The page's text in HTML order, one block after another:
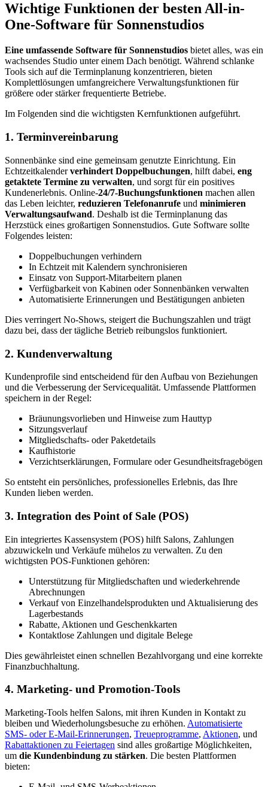
Wichtige Funktionen der besten All-in-
One-Software für Sonnenstudios
Eine umfassende Software für Sonnenstudios bietet alles, was ein
wachsendes Studio unter einem Dach benötigt. Während schlanke
Tools sich auf die Terminplanung konzentrieren, bieten
Komplettlösungen umfangreichere Verwaltungsfunktionen für
größere oder stärker frequentierte Betriebe.
Im Folgenden sind die wichtigsten Kernfunktionen aufgeführt.
1. Terminvereinbarung
Sonnenbänke sind eine gemeinsam genutzte Einrichtung. Ein
Echtzeitkalenderverhindert Doppelbuchungen, hilft dabei, eng
getaktete Termine zu verwalten, und sorgt für ein positives
Kundenerlebnis. Online-24/7‑Buchungsfunktionen machen allen
das Leben leichter, reduzieren Telefonanrufe und minimieren
Verwaltungsaufwand. Deshalb ist die Terminplanung das
Herzstück eines großartigen Sonnenstudios. Gute Software sollte
Folgendes leisten:
Doppelbuchungen verhindern
In Echtzeit mit Kalendern synchronisieren
Einsatz von Support-Mitarbeitern planen
Verfügbarkeit von Kabinen oder Sonnenbänken verwalten
Automatisierte Erinnerungen und Bestätigungen anbieten
Dies verringert No-Shows, steigert die Buchungszahlen und trägt
dazu bei, dass der tägliche Betrieb reibungslos funktioniert.
2. Kundenverwaltung
Kundenprofile sind entscheidend für den Aufbau von Beziehungen
und die Verbesserung der Servicequalität. Umfassende Plattformen
speichern in der Regel:
Bräunungsvorlieben und Hinweise zum Hauttyp
Sitzungsverlauf
Mitgliedschafts- oder Paketdetails
Kaufhistorie
Verzichtserklärungen, Formulare oder Gesundheitsfragebögen
So entsteht ein persönliches, professionelles Erlebnis, das Ihre
Kunden lieben werden.
3. Integration des Point of Sale (POS)
Ein integriertes Kassensystem (POS) hilft Salons, Zahlungen
abzuwickeln und Verkäufe mühelos zu verwalten. Zu den
wichtigsten POS-Funktionen gehören:
Unterstützung für Mitgliedschaften und wiederkehrende
Abrechnungen
Verkauf von Einzelhandelsprodukten und Aktualisierung des
Lagerbestands
Rabatte, Aktionen und Geschenkkarten
Kontaktlose Zahlungen und digitale Belege
Dies gewährleistet einen schnellen Bezahlvorgang und eine korrekte
Finanzbuchhaltung.
4. Marketing- und Promotion-Tools
Marketing-Tools helfen Salons, mit ihren Kunden in Kontakt zu
bleiben und Wiederholungsbesuche zu erhöhen. Automatisierte
SMS- oder E-Mail-Erinnerungen, Treueprogramme, Aktionen, und
Rabattaktionen zu Feiertagen sind alles großartige Möglichkeiten,
um die Kundenbindung zu stärken. Die besten Plattformen
bieten: